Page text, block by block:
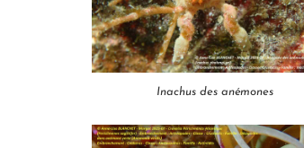
Inachus des anémones